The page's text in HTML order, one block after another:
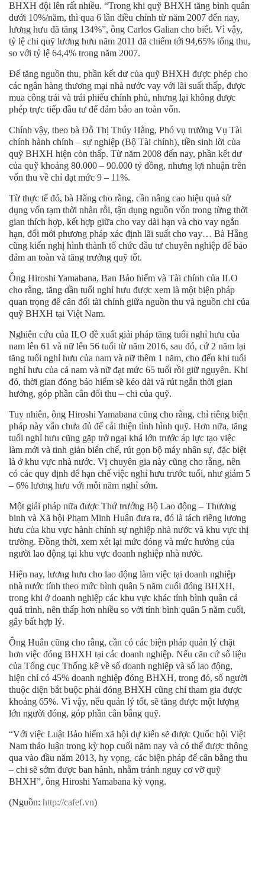
BHXH đội lên rất nhiều. “Trong khi quỹ BHXH tăng bình quân
dưới 10%/năm, thì qua 6 lần điều chỉnh từ năm 2007 đến nay,
lương hưu đã tăng 134%”, ông Carlos Galian cho biết. Vì vậy,
tỷ lệ chi quỹ lương hưu năm 2011 đã chiếm tới 94,65% tổng thu,
so với tỷ lệ 64,4% trong năm 2007.
Để tăng nguồn thu, phần kết dư của quỹ BHXH được phép cho
các ngân hàng thương mại nhà nước vay với lãi suất thấp, được
mua công trái và trái phiếu chính phủ, nhưng lại không được
phép trực tiếp đầu tư để đảm bảo an toàn vốn.
Chính vậy, theo bà Đỗ Thị Thúy Hằng, Phó vụ trưởng Vụ Tài
chính hành chính – sự nghiệp (Bộ Tài chính), tiền sinh lời của
quỹ BHXH hiện còn thấp. Từ năm 2008 đến nay, phần kết dư
của quỹ khoảng 80.000 – 90.000 tỷ đồng, nhưng lợi nhuận trên
vốn thu về chỉ đạt mức 9 – 11%.
Từ thực tế đó, bà Hằng cho rằng, cần nâng cao hiệu quả sử
dụng vốn tạm thời nhàn rỗi, tận dụng nguồn vốn trong từng thời
gian thích hợp, kết hợp giữa cho vay dài hạn và cho vay ngắn
hạn, đổi mới phương pháp xác định lãi suất cho vay… Bà Hằng
cũng kiến nghị hình thành tổ chức đầu tư chuyên nghiệp để bảo
đảm an toàn và tăng trưởng quỹ tốt.
Ông Hiroshi Yamabana, Ban Bảo hiểm và Tài chính của ILO
cho rằng, tăng dần tuổi nghỉ hưu được xem là một biện pháp
quan trọng để cân đối tài chính giữa nguồn thu và nguồn chi của
quỹ BHXH tại Việt Nam.
Nghiên cứu của ILO đề xuất giải pháp tăng tuổi nghỉ hưu của
nam lên 61 và nữ lên 56 tuổi từ năm 2016, sau đó, cứ 2 năm lại
tăng tuổi nghỉ hưu của nam và nữ thêm 1 năm, cho đến khi tuổi
nghỉ hưu của cả nam và nữ đạt mức 65 tuổi rồi giữ nguyên. Khi
đó, thời gian đóng bảo hiểm sẽ kéo dài và rút ngắn thời gian
hưởng, góp phần cân đối thu – chi của quỹ.
Tuy nhiên, ông Hiroshi Yamabana cũng cho rằng, chỉ riêng biện
pháp này vẫn chưa đủ để cải thiện tình hình quỹ. Hơn nữa, tăng
tuổi nghỉ hưu cũng gặp trở ngại khá lớn trước áp lực tạo việc
làm mới và tinh giản biên chế, rút gọn bộ máy nhân sự, đặc biệt
là ở khu vực nhà nước. Vị chuyên gia này cũng cho rằng, nên
có các quy định để hạn chế việc nghỉ hưu trước tuổi, như giảm 5
– 6% lương hưu với mỗi năm nghỉ sớm.
Một giải pháp nữa được Thứ trưởng Bộ Lao động – Thương
binh và Xã hội Phạm Minh Huân đưa ra, đó là tách riêng lương
hưu của khu vực hành chính sự nghiệp nhà nước và khu vực thị
trường. Đồng thời, xem xét lại mức đóng và mức hưởng của
người lao động tại khu vực doanh nghiệp nhà nước.
Hiện nay, lương hưu cho lao động làm việc tại doanh nghiệp
nhà nước tính theo mức bình quân 5 năm cuối đóng BHXH,
trong khi ở doanh nghiệp các khu vực khác tính bình quân cả
quá trình, nên thấp hơn nhiều so với tính bình quân 5 năm cuối,
gây bất hợp lý.
Ông Huân cũng cho rằng, cần có các biện pháp quản lý chặt
hơn việc đóng BHXH tại các doanh nghiệp. Nếu căn cứ số liệu
của Tổng cục Thống kê về số doanh nghiệp và số lao động,
hiện chỉ có 45% doanh nghiệp đóng BHXH, trong đó, số người
thuộc diện bắt buộc phải đóng BHXH cũng chỉ tham gia được
khoảng 65%. Vì vậy, nếu quản lý tốt, sẽ tăng được một lượng
lớn người đóng, góp phần cân bằng quỹ.
“Với việc Luật Bảo hiểm xã hội dự kiến sẽ được Quốc hội Việt
Nam thảo luận trong kỳ họp cuối năm nay và có thể được thông
qua vào đầu năm 2013, hy vọng, các biện pháp để cân bằng thu
– chi sẽ sớm được ban hành, nhằm tránh nguy cơ vỡ quỹ
BHXH”, ông Hiroshi Yamabana kỳ vọng.
(Nguồn: http://cafef.vn)